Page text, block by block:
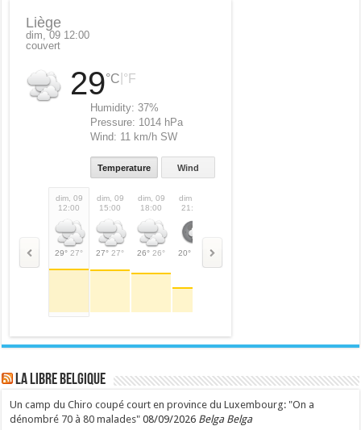
Liège
dim, 09 12:00
couvert
29°C °F
Humidity:37%
Pressure: 1014 hPa
Wind: 11 km/h SW
Temperature Wind
dim, 09
12:00
29° 27°
dim, 09
15:00
27° 27°
dim, 09
18:00
26° 26°
dim, 09
21:00
20°
LA Libre Belgique
Un camp du Chiro coupé court en province du Luxembourg: "On a
dénombré 70 à 80 malades" 08/09/2026 Belga Belga